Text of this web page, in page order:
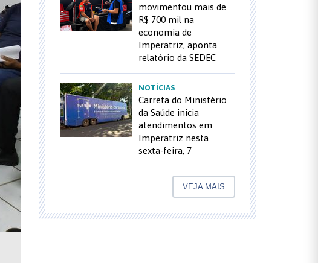
movimentou mais de
R$ 700 mil na
economia de
Imperatriz, aponta
relatório da SEDEC
NOTÍCIAS
Carreta do Ministério
da Saúde inicia
atendimentos em
Imperatriz nesta
sexta-feira, 7
VEJA MAIS